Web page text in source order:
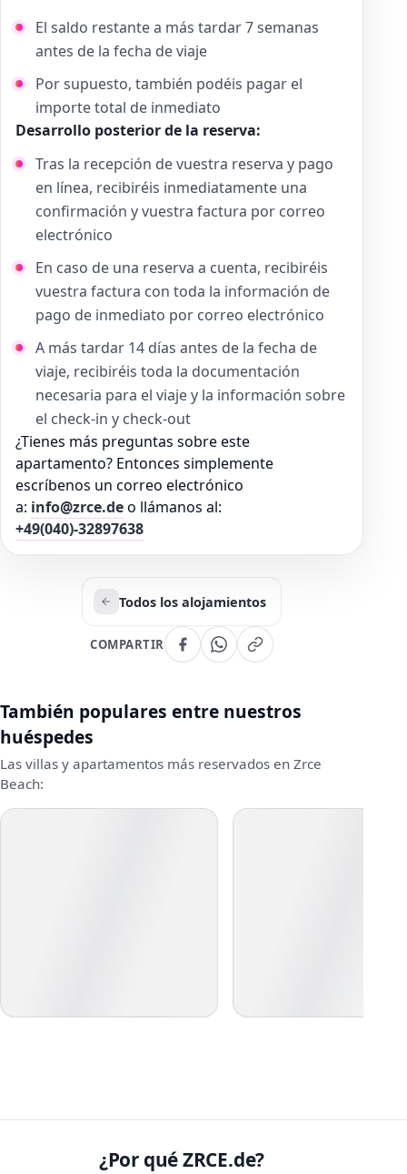
El saldo restante a más tardar 7 semanas
antes de la fecha de viaje
Por supuesto, también podéis pagar el
importe total de inmediato
Desarrollo posterior de la reserva:
Tras la recepción de vuestra reserva y pago
en línea, recibiréis inmediatamente una
confirmación y vuestra factura por correo
electrónico
En caso de una reserva a cuenta, recibiréis
vuestra factura con toda la información de
pago de inmediato por correo electrónico
A más tardar 14 días antes de la fecha de
viaje, recibiréis toda la documentación
necesaria para el viaje y la información sobre
el check-in y check-out
¿Tienes más preguntas sobre este
apartamento? Entonces simplemente
escríbenos un correo electrónico
a: info@zrce.deo llámanos al:
+49(040)-32897638
Todos los alojamientos
COMPARTIR
También populares entre nuestros
huéspedes
Las villas y apartamentos más reservados en Zrce
Beach:
¿Por qué ZRCE.de?